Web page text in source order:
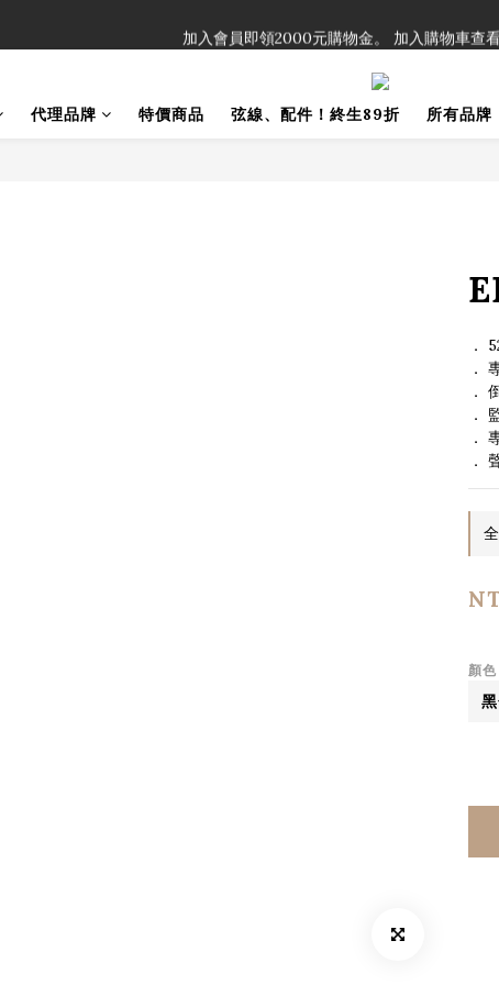
「一生弦命！」單筆購買弦線、配件滿$999（不含運費），即
代理品牌 特價商品 弦線、配件！終生89折 所有品牌
．
．
．
．
．
．
顏色